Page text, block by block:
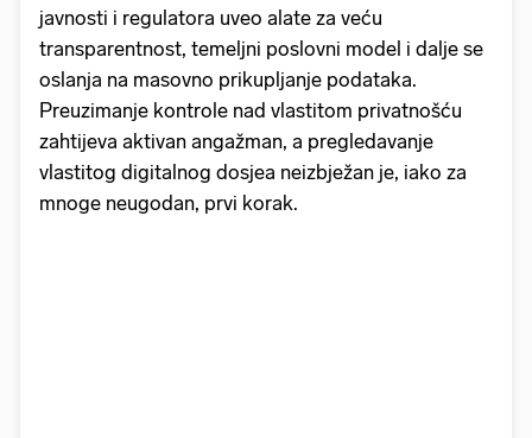
javnosti i regulatora uveo alate za veću
transparentnost, temeljni poslovni model i dalje se
oslanja na masovno prikupljanje podataka.
Preuzimanje kontrole nad vlastitom privatnošću
zahtijeva aktivan angažman, a pregledavanje
vlastitog digitalnog dosjea neizbježan je, iako za
mnoge neugodan, prvi korak.